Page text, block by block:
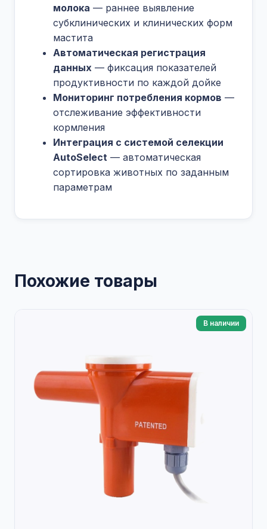
молока — раннее выявление
субклинических и клинических форм
мастита
Автоматическая регистрация
данных — фиксация показателей
продуктивности по каждой дойке
Мониторинг потребления кормов —
отслеживание эффективности
кормления
Интеграция с системой селекции
AutoSelect — автоматическая
сортировка животных по заданным
параметрам
Похожие товары
В наличии